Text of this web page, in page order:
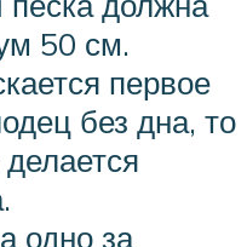
50 см.
первое
без дна, то
одно за